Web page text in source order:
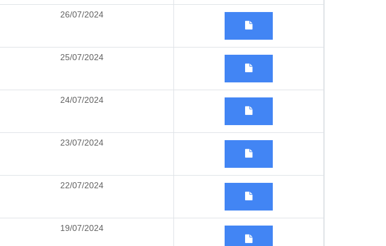
26/07/2024
25/07/2024
24/07/2024
23/07/2024
22/07/2024
19/07/2024